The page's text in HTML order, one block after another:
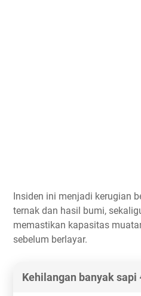
Insiden ini menjadi kerugian
ternak dan hasil bumi,
memastikan kapasitas
sebelum berlayar.
Kehilangan banyak sapi